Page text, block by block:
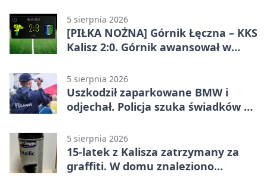
5 sierpnia 2026
[PIŁKA NOŻNA] Górnik Łęczna – KKS
Kalisz 2:0. Górnik awansował w
5 sierpnia 2026
Uszkodził zaparkowane BMW i
odjechał. Policja szuka świadków w
5 sierpnia 2026
15-latek z Kalisza zatrzymany za
graffiti. W domu znaleziono